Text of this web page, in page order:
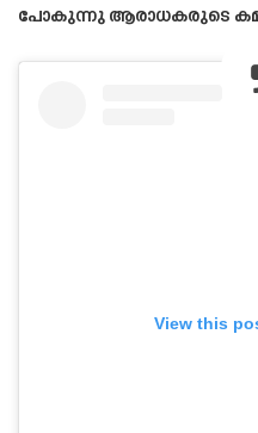
പോകുന്നു ആരാധകരുടെ
View this